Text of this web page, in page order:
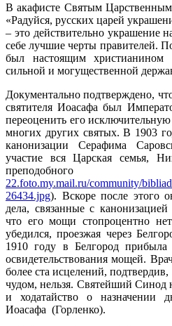
В акафисте Святым Царственным
«Радуйся, русских царей
– это действительно украшение
себе лучшие черты правителей.
был настоящим христианином
сильной и могущественной
Документально подтверждено,
святителя Иоасафа был
переоценить его
многих других святых. В 1903
канонизации Серафима
участие вся Царская семья,
22.foto.my.mail.ru/community/
26434.jpg). Вскоре после этого
дела, связанные с
что его мощи стопроцентно
убедился, проезжая через
1910 году в Белгород прибыла
освидетельствования мощей.
более ста исцелений,
чудом, нельзя. Святейший
и ходатайство о назначении
Иоасафа (Горленко).